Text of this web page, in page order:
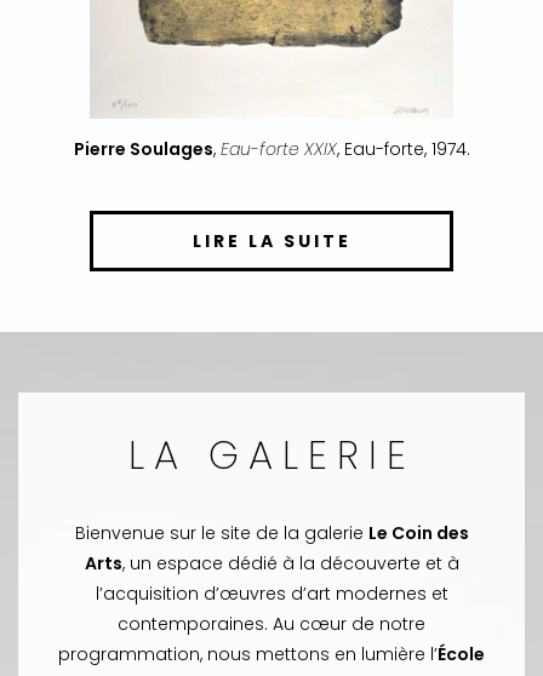
Pierre Soulages, Eau-forte XXIX, Eau-forte, 1974.
LIRE LA SUITE
LA GALERIE
Bienvenue sur le site de la galerie Le Coin des
Arts, un espace dédié à la découverte et à
l’acquisition d’œuvres d’art modernes et
contemporaines. Au cœur de notre
programmation, nous mettons en lumière l’École